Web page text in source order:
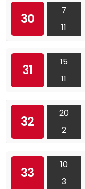
30
7
11
31
15
11
32
20
2
33
10
3